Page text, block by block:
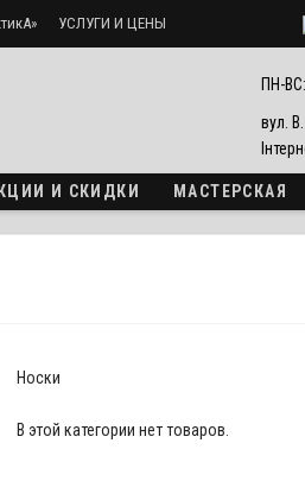
УСЛУГИ И ЦЕНЫ
ПН-
вул.
И СКИДКИ МАСТЕРСКАЯ
Носки
В этой категории нет товаров.